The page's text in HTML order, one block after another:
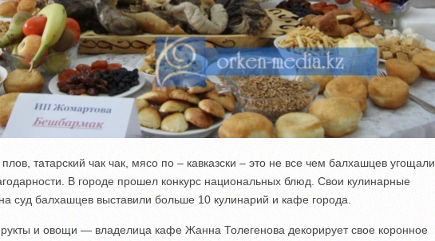
плов, татарский чак чак, мясо по – кавказски – это не все чем балхашцев угощали
В городе прошел конкурс национальных блюд. Свои кулинарные
суд балхашцев выставили больше 10 кулинарий и кафе города.
и овощи — владелица кафе Жанна Толегенова декорирует свое коронное